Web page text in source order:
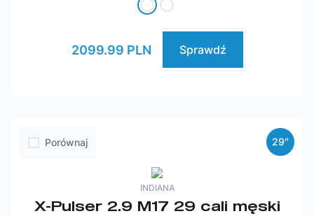
2099.99 PLN Sprawdź
Porównaj
INDIANA
X-Pulser 2.9 M17 29 cali męski
29″